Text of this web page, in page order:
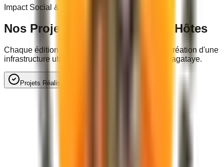
Impact Social & Communautaire
Nos Projets dans les Villages Hôtes
Chaque édition du festival finance en retour la création d'une
infrastructure utile aux populations locales du Bagataye.
Projets Réalisés